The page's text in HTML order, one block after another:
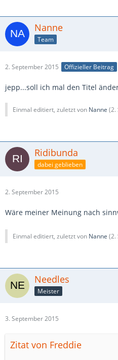
Nanne
Team
2. September 2015 Offizieller Beitrag
jepp...soll ich mal den Titel
Einmal editiert, zuletzt von Nanne (2.
Ridibunda
dabei geblieben
2. September 2015
Wäre meiner Meinung nach
Einmal editiert, zuletzt von Nanne (2.
Needles
Meister
3. September 2015
Zitat von Freddie